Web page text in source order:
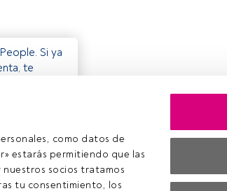
como datos de
estarás permitiendo que las
socios tratamos
tu consentimiento, los
Si ya
te
Cookies